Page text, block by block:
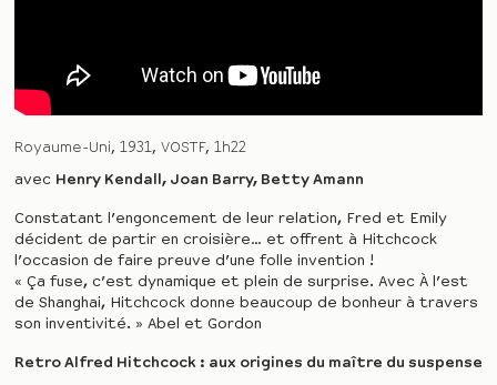
Royaume-Uni 1931 VOSTF 1h22
avec Henry Kendall, Joan Barry, Betty Amann
Constatant l’engoncement de leur relation, Fred et Emily
décident de partir en croisière… et offrent à Hitchcock
l’occasion de faire preuve d’une folle invention !
« Ça fuse, c’est dynamique et plein de surprise. Avec À l’est
de Shanghai, Hitchcock donne beaucoup de bonheur à travers
son inventivité. » Abel et Gordon
Retro Alfred Hitchcock : aux origines du maître du suspense